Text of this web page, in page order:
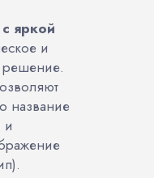
яркой
и
решение.
название
и